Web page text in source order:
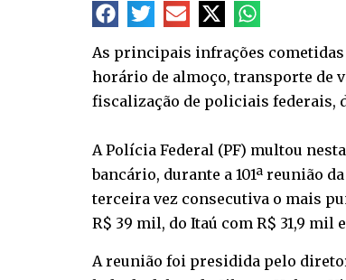
As principais infrações
horário de almoço, transporte de
fiscalização de policiais federais,
A Polícia Federal (PF) multou
bancário, durante a 101ª reunião
terceira vez consecutiva o mais
R$ 39 mil, do Itaú com R$ 31,9 mil
A reunião foi presidida pelo